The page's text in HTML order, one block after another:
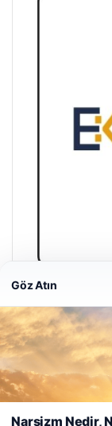
28/04/2026
Web sitemizi nasıl
Göz Atın
Narsizm Nedir,